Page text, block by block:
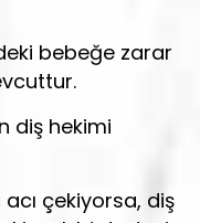
bebeğe zarar
diş hekimi
çekiyorsa, diş